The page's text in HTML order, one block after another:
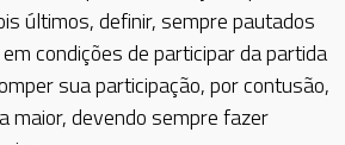
últimos, definir, sempre pautados
condições de participar da partida
sua participação, por contusão,
maior, devendo sempre fazer